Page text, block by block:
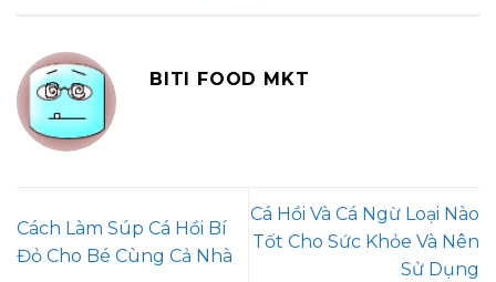
BITI FOOD MKT
Cách Làm Súp Cá Hồi Bí
Đỏ Cho Bé Cùng Cả Nhà
Cá Hồi Và Cá Ngừ Loại Nào
Tốt Cho Sức Khỏe Và Nên
Sử Dụng